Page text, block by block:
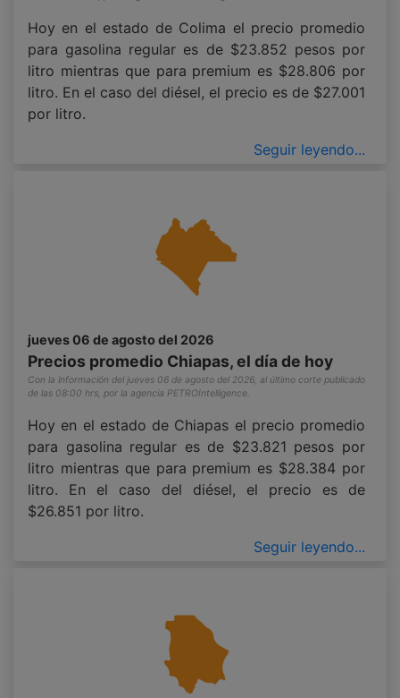
Hoy en el estado de Colima el precio promedio
para gasolina regular es de $23.852 pesos por
litro mientras que para premium es $28.806 por
litro. En el caso del diésel, el precio es de $27.001
por litro.
Seguir leyendo...
jueves 06 de agosto del 2026
Precios promedio Chiapas, el día de hoy
Con la información del jueves 06 de agosto del 2026, al último corte publicado
de las 08:00 hrs, por la agencia PETROIntelligence.
Hoy en el estado de Chiapas el precio promedio
para gasolina regular es de $23.821 pesos por
litro mientras que para premium es $28.384 por
litro. En el caso del diésel, el precio es de
$26.851 por litro.
Seguir leyendo...